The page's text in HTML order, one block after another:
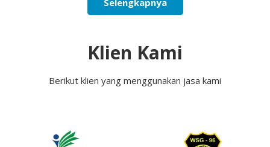
Klien Kami
Berikut klien yang menggunakan jasa kami